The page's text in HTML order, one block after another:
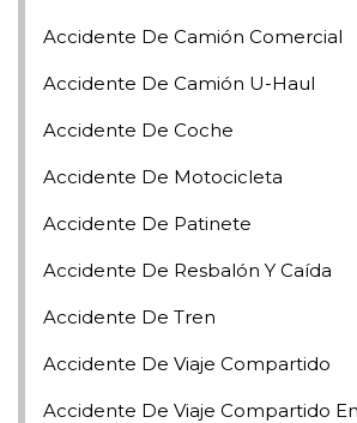
Accidente De Camión Comercial
Accidente De Camión U-Haul
Accidente De Coche
Accidente De Motocicleta
Accidente De Patinete
Accidente De Resbalón Y Caída
Accidente De Tren
Accidente De Viaje Compartido
Accidente De Viaje Compartido